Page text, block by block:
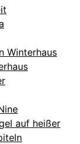
Winterhaus
auf heißer